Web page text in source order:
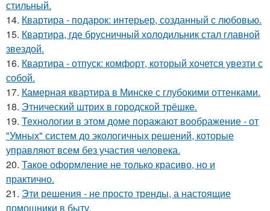
стильный.
14. Квартира - подарок: интерьер, созданный с любовью.
15. Квартира, где брусничный холодильник стал главной
звездой.
16. Квартира - отпуск: комфорт, который хочется увезти с
собой.
17. Камерная квартира в Минске с глубокими оттенками.
18. Этнический штрих в городской трёшке.
19. Технологии в этом доме поражают воображение - от
"Умных" систем до экологичных решений, которые
управляют всем без участия человека.
20. Такое оформление не только красиво, но и
практично.
21. Эти решения - не просто тренды, а настоящие
помощники в быту.